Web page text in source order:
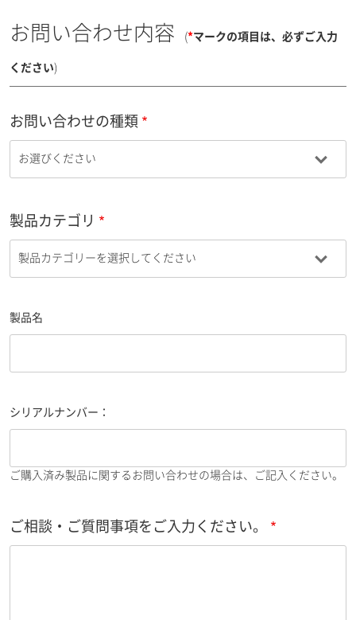
お問い合わせ内容 (*マークの項目は、必ずご入力
ください)
お問い合わせの種類
製品カテゴリ
製品名
シリアルナンバー：
ご購入済み製品に関するお問い合わせの場合は、ご記入ください。
ご相談・ご質問事項をご入力ください。